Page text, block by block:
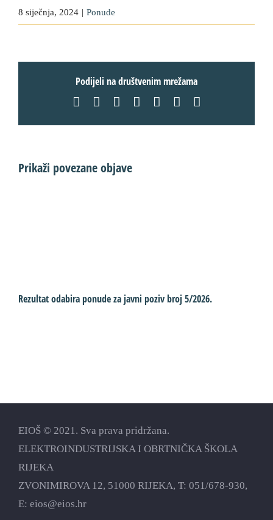
8 siječnja, 2024 | Ponude
Podijeli na društvenim mrežama
Facebook LinkedInWhatsApp
TumblrPinterest
Prikaži povezane objave
Rezultat odabira ponude za javni poziv broj 5/2026.
EIOŠ © 2021. Sva prava pridržana.
ELEKTROINDUSTRIJSKA I OBRTNIČKA ŠKOLA
RIJEKA
ZVONIMIROVA 12, 51000 RIJEKA, T: 051/678-930,
E: eios@eios.hr